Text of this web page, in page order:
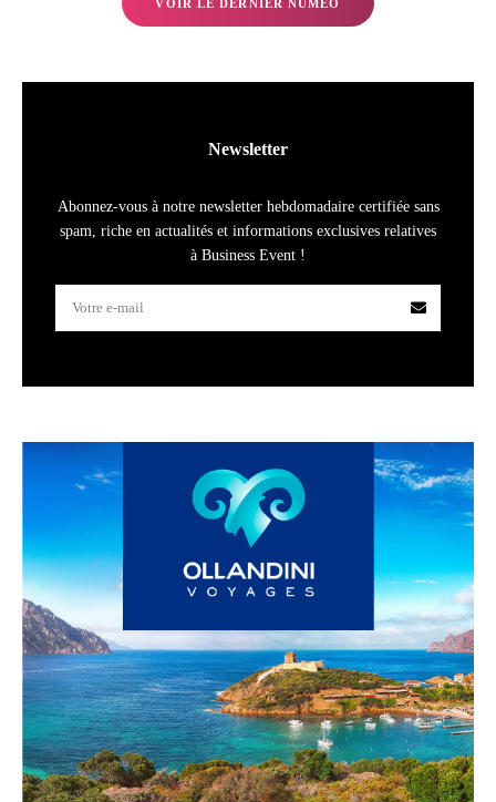
VOIR LE DERNIER NUMÉO
Newsletter
Abonnez-vous à notre newsletter hebdomadaire certifiée sans
spam, riche en actualités et informations exclusives relatives
à Business Event !